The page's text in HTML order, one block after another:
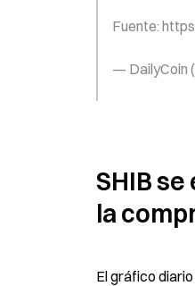
Fuente:
— DailyCoin
SHIB
la
El gráfico